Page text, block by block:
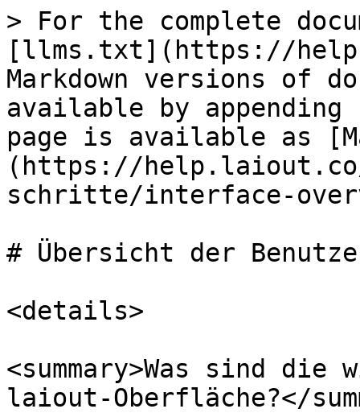
> For the complete
[llms.txt](https://
Markdown versions of
available by
page is available as
(https://
schritte/interface-
# Übersicht der
<details>
<summary>Was sind
laiout-Oberfläche?</